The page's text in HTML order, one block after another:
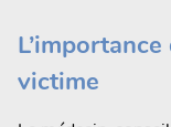
victime